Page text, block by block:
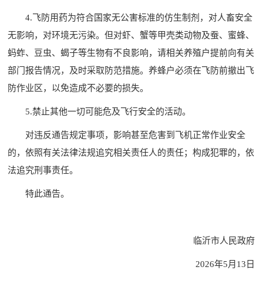
4.飞防用药为符合国家无公害标准的仿生制剂，对人畜安全
无影响，对环境无污染。但对虾、蟹等甲壳类动物及蚕、蜜蜂、
蚂蚱、豆虫、蝎子等生物有不良影响，请相关养殖户提前向有关
部门报告情况，及时采取防范措施。养蜂户必须在飞防前撤出飞
防作业区，以免造成不必要的损失。
5.禁止其他一切可能危及飞行安全的活动。
对违反通告规定事项，影响甚至危害到飞机正常作业安全
的，依照有关法律法规追究相关责任人的责任；构成犯罪的，依
法追究刑事责任。
特此通告。
临沂市人民政府
2026年5月13日